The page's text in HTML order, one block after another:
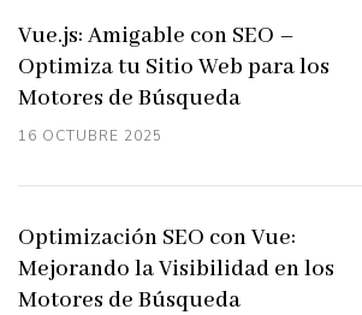
16 OCTUBRE 2025
Vue.js: Amigable con SEO –
Optimiza tu Sitio Web para los
Motores de Búsqueda
Optimización SEO con Vue:
Mejorando la Visibilidad en los
Motores de Búsqueda